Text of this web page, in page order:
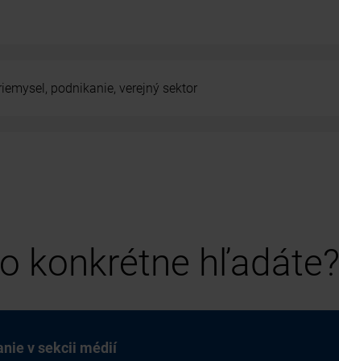
podnikanie, verejný sektor
konkrétne hľadáte?
v sekcii médií